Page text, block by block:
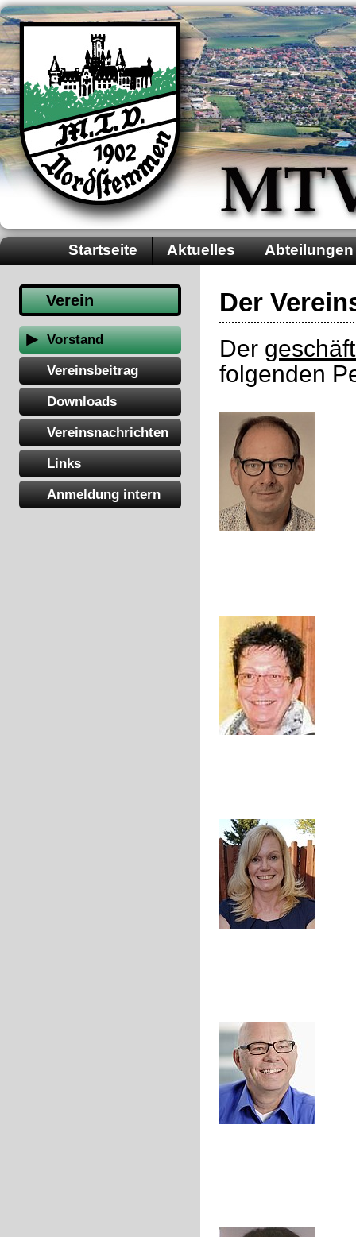
Startseite Aktuelles Abteilungen
Der
Der
folgenden
Verein
Vorstand
Vereinsbeitrag
Downloads
Vereinsnachrichten
Links
Anmeldung intern